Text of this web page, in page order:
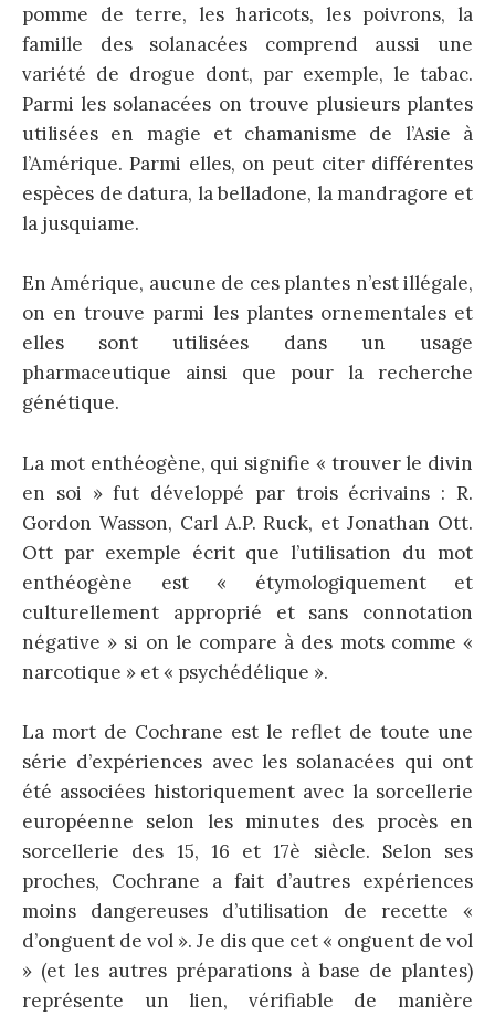
pomme de terre, les haricots, les poivrons, la
famille des solanacées comprend aussi une
variété de drogue dont, par exemple, le tabac.
Parmi les solanacées on trouve plusieurs plantes
utilisées en magie et chamanisme de l’Asie à
l’Amérique. Parmi elles, on peut citer différentes
espèces de datura, la belladone, la mandragore et
la jusquiame.
En Amérique, aucune de ces plantes n’est illégale,
on en trouve parmi les plantes ornementales et
elles sont utilisées dans un usage
pharmaceutique ainsi que pour la recherche
génétique.
La mot enthéogène, qui signifie « trouver le divin
en soi » fut développé par trois écrivains : R.
Gordon Wasson, Carl A.P. Ruck, et Jonathan Ott.
Ott par exemple écrit que l’utilisation du mot
enthéogène est « étymologiquement et
culturellement approprié et sans connotation
négative » si on le compare à des mots comme «
narcotique » et « psychédélique ».
La mort de Cochrane est le reflet de toute une
série d’expériences avec les solanacées qui ont
été associées historiquement avec la sorcellerie
européenne selon les minutes des procès en
sorcellerie des 15, 16 et 17è siècle. Selon ses
proches, Cochrane a fait d’autres expériences
moins dangereuses d’utilisation de recette «
d’onguent de vol ». Je dis que cet « onguent de vol
» (et les autres préparations à base de plantes)
représente un lien, vérifiable de manière